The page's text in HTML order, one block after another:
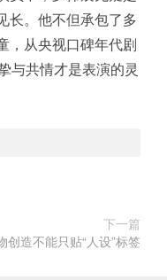
长。他不但承包了多
，从央视口碑年代剧
与共情才是表演的灵
下一篇
创造不能只贴“人设”标签